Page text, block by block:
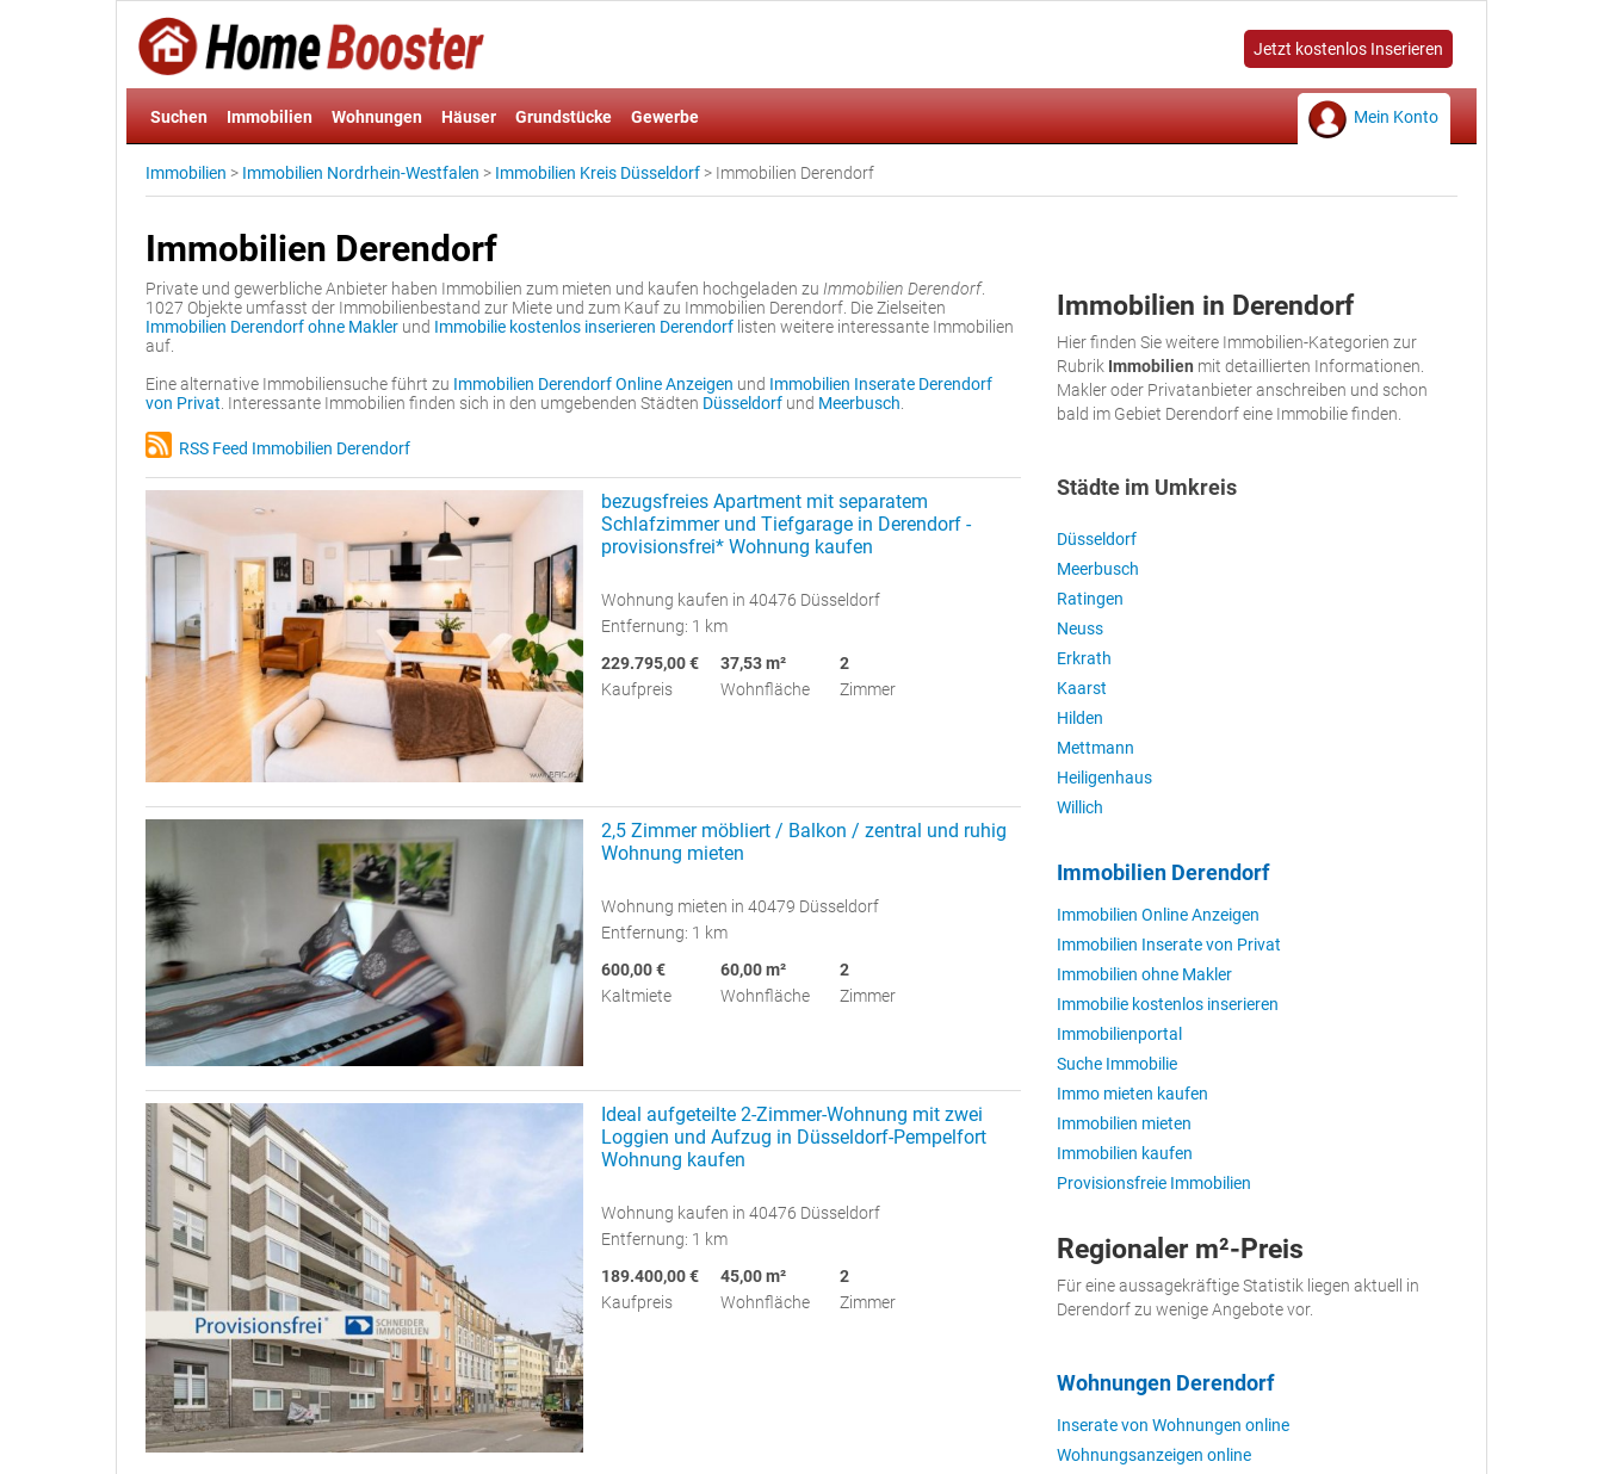
Jetzt kostenlos Inserieren
Suchen Immobilien Wohnungen Häuser Grundstücke Gewerbe Mein Konto
Immobilien > Immobilien Nordrhein-Westfalen > Immobilien Kreis Düsseldorf > Immobilien Derendorf
Immobilien Derendorf
Private und gewerbliche Anbieter haben Immobilien zum mieten und kaufen hochgeladen zu Immobilien Derendorf.
1027 Objekte umfasst der Immobilienbestand zur Miete und zum Kauf zu Immobilien Derendorf. Die Zielseiten
Immobilien Derendorf ohne Makler und Immobilie kostenlos inserieren Derendorf listen weitere interessante Immobilien
auf.
Eine alternative Immobiliensuche führt zu Immobilien Derendorf Online Anzeigen und Immobilien Inserate Derendorf
von Privat . Interessante Immobilien finden sich in den umgebenden Städten Düsseldorf und Meerbusch
RSS Feed Immobilien Derendorf
bezugsfreies Apartment mit separatem
Schlafzimmer und Tiefgarage in Derendorf -
provisionsfrei* Wohnung kaufen
Wohnung kaufen in 40476 Düsseldorf
Entfernung: 1 km
229.795,00 €
Kaufpreis
37,53 m²
Wohnfläche
2
Zimmer
2,5 Zimmer möbliert / Balkon / zentral und ruhig
Wohnung mieten
Wohnung mieten in 40479 Düsseldorf
Entfernung: 1 km
600,00 €
Kaltmiete
60,00 m²
Wohnfläche
2
Zimmer
Ideal aufgeteilte 2-Zimmer-Wohnung mit zwei
Loggien und Aufzug in Düsseldorf-Pempelfort
Wohnung kaufen
Wohnung kaufen in 40476 Düsseldorf
Entfernung: 1 km
189.400,00 €
Kaufpreis
45,00 m²
Wohnfläche
2
Zimmer
Immobilien in Derendorf
Hier finden Sie weitere Immobilien-Kategorien zur
Rubrik Immobilien mit detaillierten Informationen.
Makler oder Privatanbieter anschreiben und schon
bald im Gebiet Derendorf eine Immobilie finden.
Städte im Umkreis
Düsseldorf
Meerbusch
Ratingen
Neuss
Erkrath
Kaarst
Hilden
Mettmann
Heiligenhaus
Willich
Immobilien Derendorf
Immobilien Online Anzeigen
Immobilien Inserate von Privat
Immobilien ohne Makler
Immobilie kostenlos inserieren
Immobilienportal
Suche Immobilie
Immo mieten kaufen
Immobilien mieten
Immobilien kaufen
Provisionsfreie Immobilien
Regionaler m²-Preis
Für eine aussagekräftige Statistik liegen aktuell in
Derendorf zu wenige Angebote vor.
Wohnungen Derendorf
Inserate von Wohnungen online
Wohnungsanzeigen online